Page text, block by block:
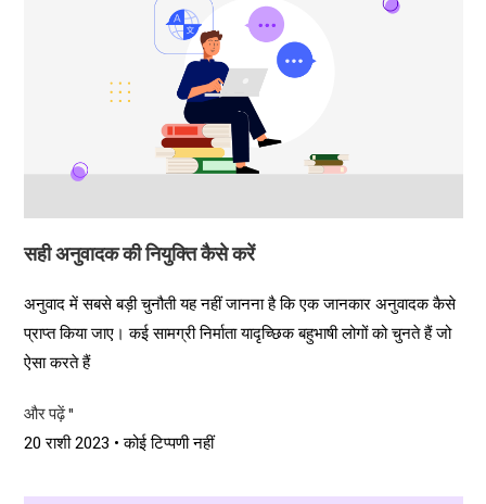
सही अनुवादक की नियुक्ति कैसे करें
अनुवाद में सबसे बड़ी चुनौती यह नहीं जानना है कि एक जानकार अनुवादक कैसे
प्राप्त किया जाए। कई सामग्री निर्माता यादृच्छिक बहुभाषी लोगों को चुनते हैं जो
ऐसा करते हैं
और पढ़ें "
20 राशी 2023 कोई टिप्पणी नहीं